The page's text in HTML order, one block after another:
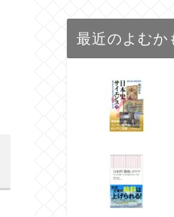
最近のよむか